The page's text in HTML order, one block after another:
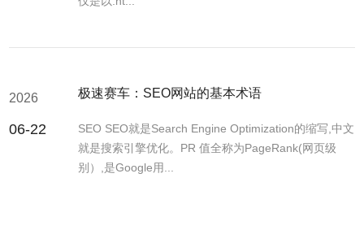
2026
06-22
极速赛车：SEO网站的基本术语
SEO SEO就是Search Engine Optimization的缩写,中文
就是搜索引擎优化。PR 值全称为PageRank(网页级
别）,是Google用...